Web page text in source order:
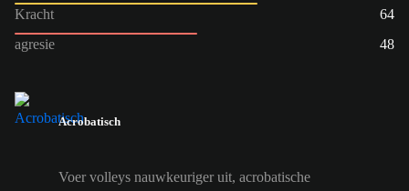
Kracht
64
agresie
48
Acrobatisch
Voer volleys nauwkeuriger uit, acrobatische